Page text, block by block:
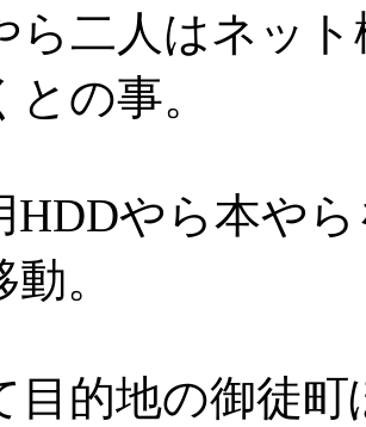
ら二人はネッ
の事。
HDDやら本や
。
目的地の御徒町